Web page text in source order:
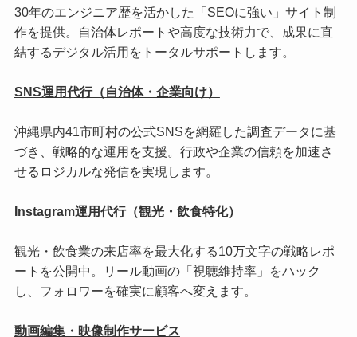
30年のエンジニア歴を活かした「SEOに強い」サイト制
作を提供。自治体レポートや高度な技術力で、成果に直
結するデジタル活用をトータルサポートします。
SNS運用代行（自治体・企業向け）
沖縄県内41市町村の公式SNSを網羅した調査データに基
づき、戦略的な運用を支援。行政や企業の信頼を加速さ
せるロジカルな発信を実現します。
Instagram運用代行（観光・飲食特化）
観光・飲食業の来店率を最大化する10万文字の戦略レポ
ートを公開中。リール動画の「視聴維持率」をハック
し、フォロワーを確実に顧客へ変えます。
動画編集・映像制作サービス